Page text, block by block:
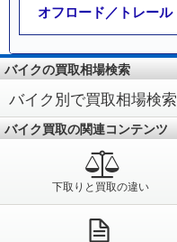
オフロード／トレール
バイクの買取相場検索
バイク別で買取相場検索
バイク買取の関連コンテンツ
下取りと買取の違い